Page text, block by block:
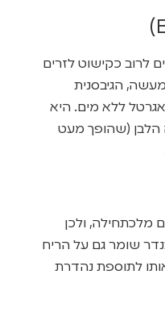
לרוב כקישוט לזרים
הגיבסנית
ללא מים. היא
הלבן (שהופך מעט
מלכתחילה, ולכן
שומר גם על הריח
לתוספת נהדרת